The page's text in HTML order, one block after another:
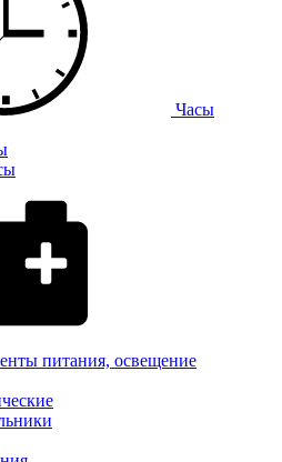
Часы
питания, освещение